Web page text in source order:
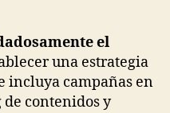
el
una estrategia
incluya campañas en
contenidos y